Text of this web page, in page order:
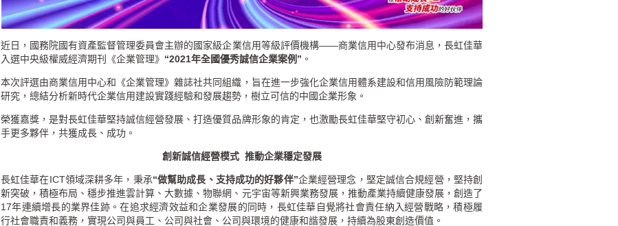
近日，國務院國有資產監督管理委員會主辦的國家級企業信用等級評價機構——商業信用中心發布消息，長虹佳華
入選中央級權威經濟期刊《企業管理》 “2021年全國優秀誠信企業案例” 。
本次評選由商業信用中心和《企業管理》雜誌社共同組織，旨在進一步強化企業信用體系建設和信用風險防範理論
研究，總結分析新時代企業信用建設實踐經驗和發展趨勢，樹立可信的中國企業形象。
榮獲嘉獎，是對長虹佳華堅持誠信經營發展、打造優質品牌形象的肯定，也激勵長虹佳華堅守初心、創新奮進，攜
手更多夥伴，共獲成長、成功。
創新誠信經營模式 推動企業穩定發展
長虹佳華在ICT領域深耕多年，秉承“做幫助成長、支持成功的好夥伴”企業經營理念，堅定誠信合規經營，堅持創
新突破，積極布局、穩步推進雲計算、大數據、物聯網、元宇宙等新興業務發展，推動產業持續健康發展，創造了
17年連續增長的業界佳跡。在追求經濟效益和企業發展的同時，長虹佳華自覺將社會責任納入經營戰略，積極履
行社會職責和義務，實現公司與員工、公司與社會、公司與環境的健康和諧發展，持續為股東創造價值。